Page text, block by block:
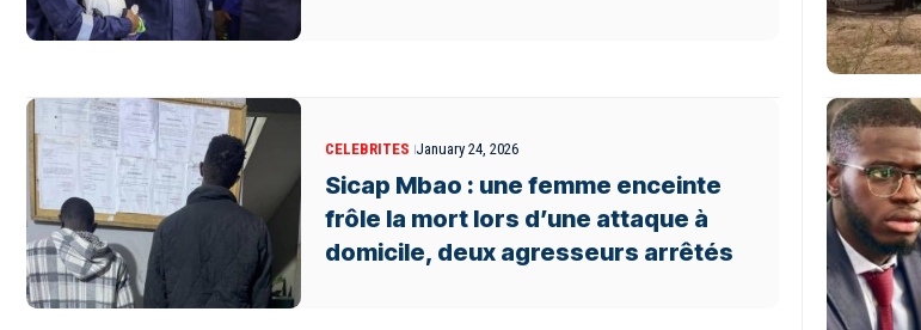
CELEBRITES January 24, 2026
Sicap Mbao : une femme enceinte
frôle la mort lors d’une attaque à
domicile, deux agresseurs arrêtés